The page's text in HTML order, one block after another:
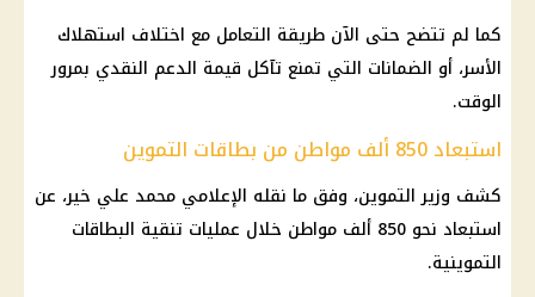
كما لم تتضح حتى الآن طريقة التعامل مع اختلاف استهلاك
الأسر، أو الضمانات التي تمنع تآكل قيمة الدعم النقدي بمرور
الوقت.
استبعاد 850 ألف مواطن من بطاقات التموين
كشف وزير التموين، وفق ما نقله الإعلامي محمد علي خير، عن
استبعاد نحو 850 ألف مواطن خلال عمليات
تنقية البطاقات
التموينية.